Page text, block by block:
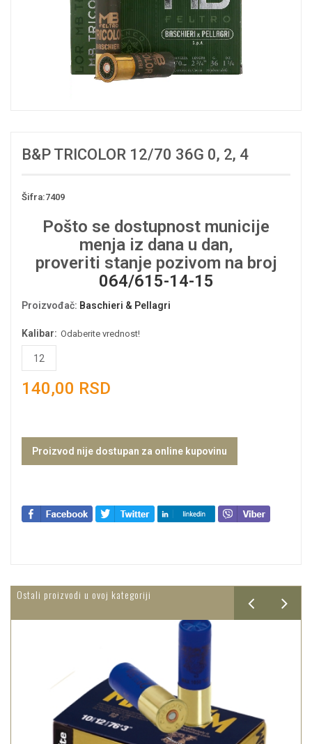
B&P TRICOLOR 12/70 36G 0, 2, 4
Šifra:7409
Pošto se dostupnost municije
menja iz dana u dan,
proveriti stanje pozivom na broj
064/615-14-15
Proizvođač: Baschieri & Pellagri
Kalibar: Odaberite vrednost!
12
140,00 RSD
Proizvod nije dostupan za online kupovinu
Ostali proizvodi u ovoj kategoriji